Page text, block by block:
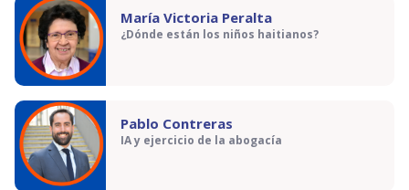
María Victoria Peralta
¿Dónde están los niños haitianos?
Pablo Contreras
IA y ejercicio de la abogacía